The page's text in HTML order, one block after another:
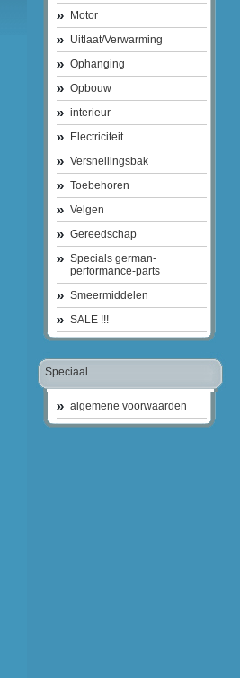
Motor
Uitlaat/Verwarming
Ophanging
Opbouw
interieur
Electriciteit
Versnellingsbak
Toebehoren
Velgen
Gereedschap
Specials german-
performance-parts
Smeermiddelen
SALE !!!
Speciaal
algemene voorwaarden